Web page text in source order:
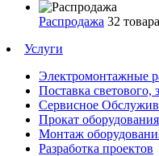
Распродажа 32 товара
Услуги
Электромонтажные
Поставка светового,
Сервисное
Прокат оборудования
Монтаж
Разработка проектов